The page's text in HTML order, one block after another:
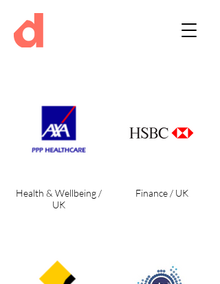
Health & Wellbeing /
UK
Finance / UK